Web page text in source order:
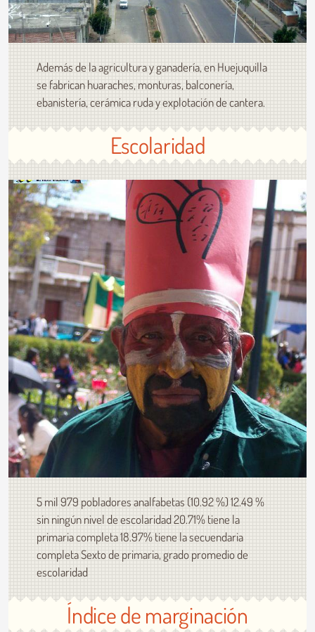
Además de la agricultura y ganadería, en Huejuquilla
se fabrican huaraches, monturas, balconería,
ebanistería, cerámica ruda y explotación de cantera.
Escolaridad
5 mil 979 pobladores analfabetas (10.92 %) 12.49 %
sin ningún nivel de escolaridad 20.71% tiene la
primaria completa 18.97% tiene la secuendaria
completa Sexto de primaria, grado promedio de
escolaridad
Índice de marginación